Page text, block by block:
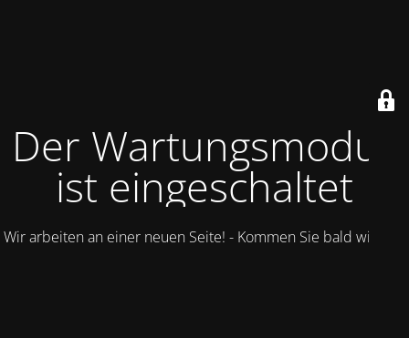
Der Wartungsmodus
ist eingeschaltet
Wir arbeiten an einer neuen Seite! - Kommen Sie bald wieder.